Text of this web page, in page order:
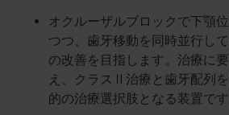
オクルーザルブロックで下顎
つつ、歯牙移動を同時並行し
の改善を目指します。治療に
え、クラスⅡ治療と歯牙配列
的の治療選択肢となる装置です